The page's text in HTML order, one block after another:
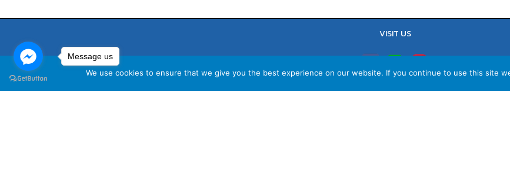
VISIT US
Message us
We use cookies to ensure that we give you the best experience on our website. If you continue to use this site